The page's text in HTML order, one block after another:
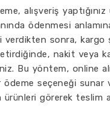
alışveriş
ödenmesi
verdikten sonra, kargo
nakit veya
Bu yöntem, online
ödeme seçeneği sunar
ürünleri görerek teslim